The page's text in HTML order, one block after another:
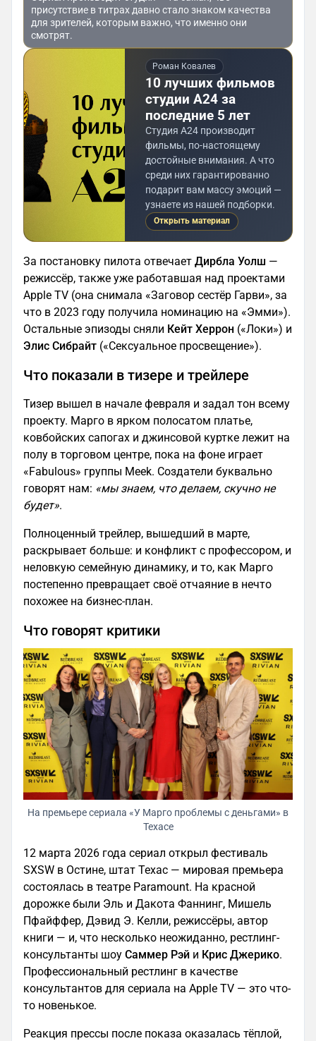
присутствие в титрах давно стало знаком качества
для зрителей, которым важно, что именно они
смотрят.
Роман Ковалев
10 лучших фильмов
студии А24 за
последние 5 лет
Студия А24 производит
фильмы, по-настоящему
достойные внимания. А что
среди них гарантированно
подарит вам массу эмоций —
узнаете из нашей подборки.
Открыть материал
За постановку пилота отвечает Дирбла Уолш —
режиссёр, также уже работавшая над проектами
Apple TV (она снимала «Заговор сестёр Гарви», за
что в 2023 году получила номинацию на «Эмми»).
Остальные эпизоды сняли Кейт Херрон («Локи») и
Элис Сибрайт («Сексуальное просвещение»).
Что показали в тизере и трейлере
Тизер вышел в начале февраля и задал тон всему
проекту. Марго в ярком полосатом платье,
ковбойских сапогах и джинсовой куртке лежит на
полу в торговом центре, пока на фоне играет
«Fabulous» группы Meek. Создатели буквально
говорят нам: «мы знаем, что делаем, скучно не
будет».
Полноценный трейлер, вышедший в марте,
раскрывает больше: и конфликт с профессором, и
неловкую семейную динамику, и то, как Марго
постепенно превращает своё отчаяние в нечто
похожее на бизнес-план.
Что говорят критики
На премьере сериала «У Марго проблемы с деньгами» в
Техасе
12 марта 2026 года сериал открыл фестиваль
SXSW в Остине, штат Техас — мировая премьера
состоялась в театре Paramount. На красной
дорожке были Эль и Дакота Фаннинг, Мишель
Пфайффер, Дэвид Э. Келли, режиссёры, автор
книги — и, что несколько неожиданно, рестлинг-
консультанты шоу Саммер Рэй и Крис Джерико.
Профессиональный рестлинг в качестве
консультантов для сериала на Apple TV — это что-
то новенькое.
Реакция прессы после показа оказалась тёплой,